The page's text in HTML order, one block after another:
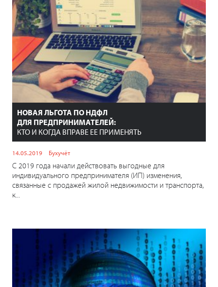
НОВАЯ ЛЬГОТА ПО НДФЛ
ДЛЯ ПРЕДПРИНИМАТЕЛЕЙ:
КТО И КОГДА ВПРАВЕ ЕЕ ПРИМЕНЯТЬ
14.05.2019 Бухучёт
С 2019 года начали действовать выгодные для
индивидуального предпринимателя (ИП) изменения,
связанные с продажей жилой недвижимости и транспорта,
к...